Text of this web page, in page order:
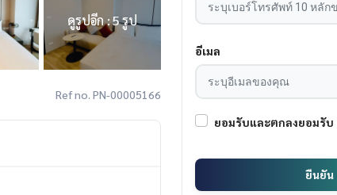
ดูรูปอีก : 5 รูป
Ref no. PN-00005166
อีเมล
ยอมรับและตกลงยอมรับ
ยืนยัน